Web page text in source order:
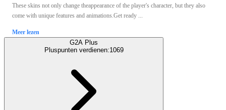
These skins not only change theappearance of the player's character, but they also
come with unique features and animations.Get ready ...
Meer lezen
G2A Plus
Pluspunten verdienen:1069